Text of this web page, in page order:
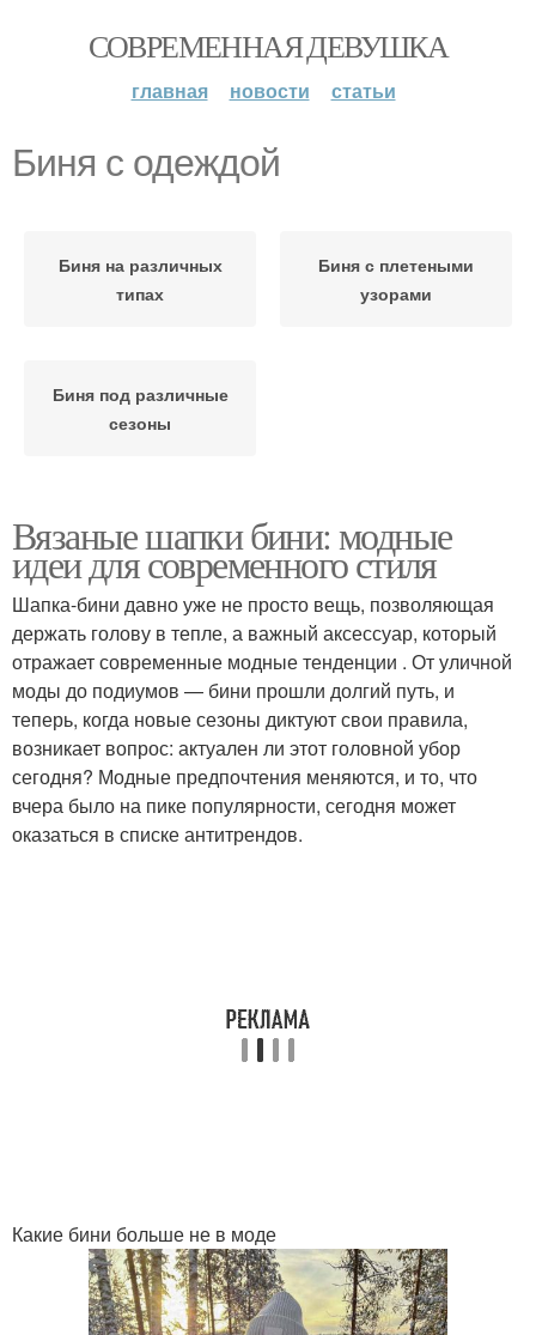
СОВРЕМЕННАЯ ДЕВУШКА
главная новости статьи
Биня с одеждой
Биня на различных
типах
Биня с плетеными
узорами
Биня под различные
сезоны
Вязаные шапки бини: модные
идеи для современного стиля
Шапка-бини давно уже не просто вещь, позволяющая
держать голову в тепле, а важный аксессуар, который
отражает современные модные тенденции . От уличной
моды до подиумов — бини прошли долгий путь, и
теперь, когда новые сезоны диктуют свои правила,
возникает вопрос: актуален ли этот головной убор
сегодня? Модные предпочтения меняются, и то, что
вчера было на пике популярности, сегодня может
оказаться в списке антитрендов.
Какие бини больше не в моде